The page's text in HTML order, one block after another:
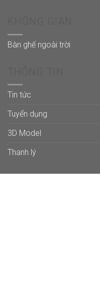
Bàn ghế ngoài trời
Tin tức
Tuyển dụng
3D Model
Thanh lý